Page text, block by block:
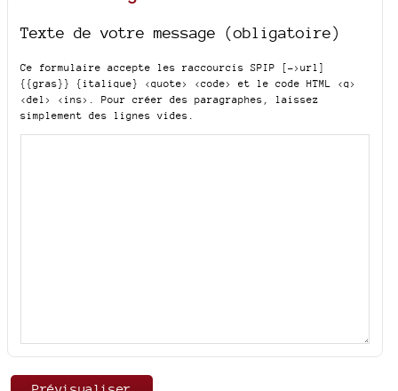
Texte de votre message (obligatoire)
Ce formulaire accepte les raccourcis SPIP
[->url]
{{gras}} {italique} <quote> <code>
et le code HTML <q>
<del> <ins>
. Pour créer des paragraphes, laissez
simplement des lignes vides.